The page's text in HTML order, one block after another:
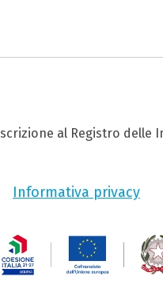
Iscrizione al Registro delle
Informativa privacy